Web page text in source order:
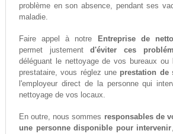
problème en son absence, pendant ses
maladie.
Faire appel à notre
Entreprise de
permet justementd'éviter ces
déléguant le nettoyage de vos bureaux
prestataire, vous réglez une prestation de
l'employeur direct de la personne qui
nettoyage de vos locaux.
En outre, nous sommes responsables de
une personne disponible pour intervenir